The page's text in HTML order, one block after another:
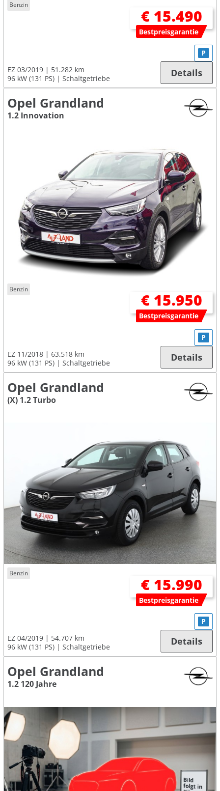
Benzin
€ 15.490
Bestpreisgarantie
EZ 03/2019
51.282 km
96 kW (131 PS)
Schaltgetriebe
P
Details
Opel Grandland
1.2 Innovation
Benzin
€ 15.950
Bestpreisgarantie
EZ 11/2018
63.518 km
96 kW (131 PS)
Schaltgetriebe
P
Details
Opel Grandland
(X) 1.2 Turbo
Benzin
€ 15.990
Bestpreisgarantie
EZ 04/2019
54.707 km
96 kW (131 PS)
Schaltgetriebe
P
Details
Opel Grandland
1.2 120 Jahre